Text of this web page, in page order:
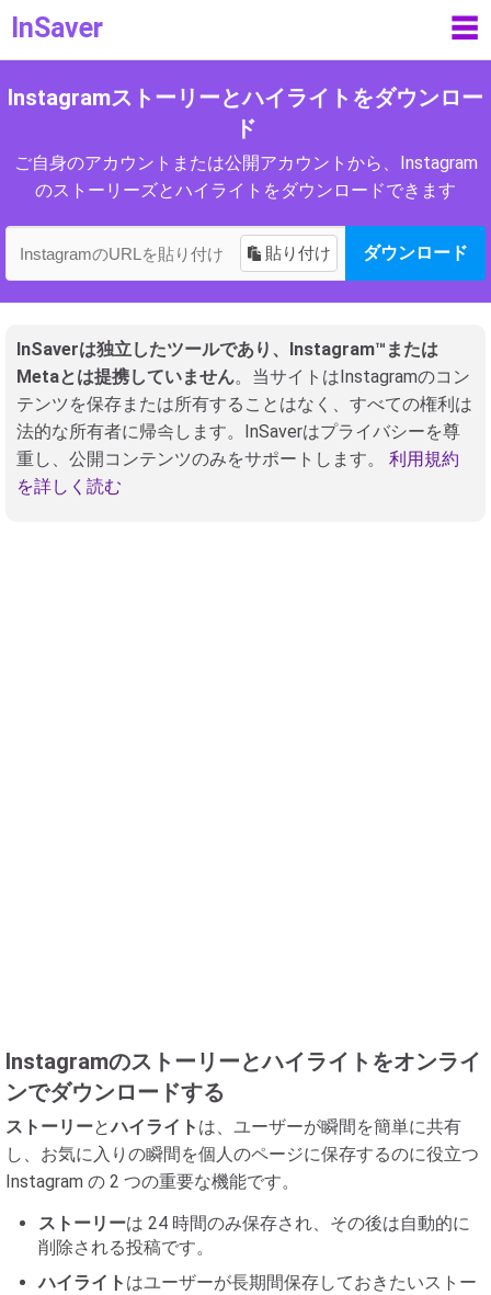
InSaver ☰
Instagramストーリーとハイライトをダウンロー
ド
ご自身のアカウントまたは公開アカウントから、Instagram
のストーリーズとハイライトをダウンロードできます
貼り付け ダウンロード
InSaverは独立したツールであり、Instagram™または
Metaとは提携していません。当サイトはInstagramのコン
テンツを保存または所有することはなく、すべての権利は
法的な所有者に帰속します。InSaverはプライバシーを尊
重し、公開コンテンツのみをサポートします。 利用規約
を詳しく読む
Instagramのストーリーとハイライトをオンライ
ンでダウンロードする
ストーリーとハイライト は、ユーザーが瞬間を簡単に共有
し、お気に入りの瞬間を個人のページに保存するのに役立つ
Instagram の 2 つの重要な機能です。
ストーリーは 24 時間のみ保存され、その後は自動的に
削除される投稿です。
ハイライト はユーザーが長期間保存しておきたいストー